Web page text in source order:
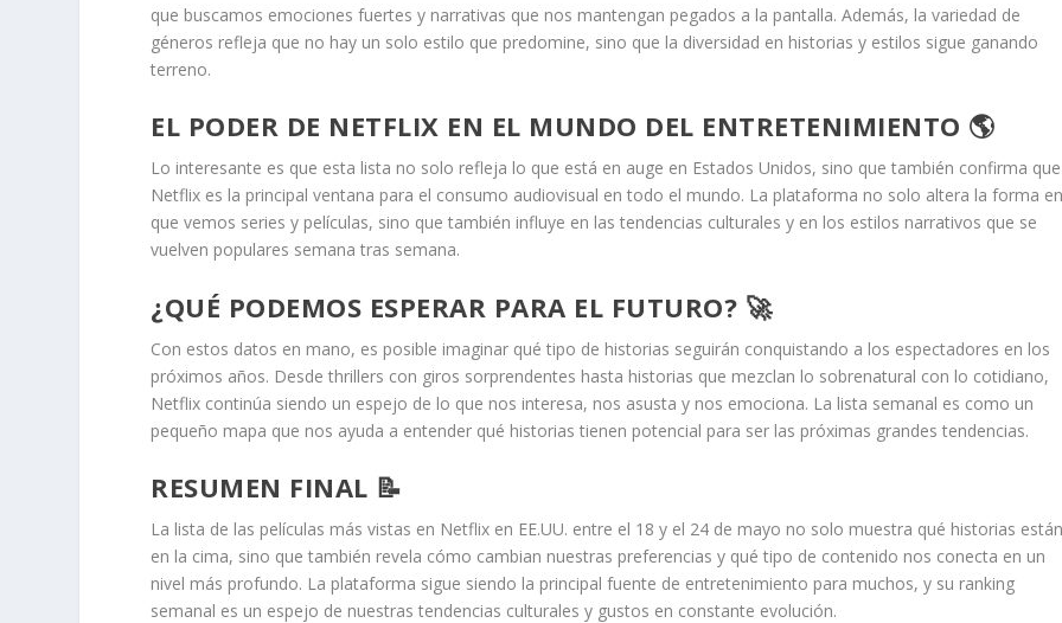
que buscamos emociones fuertes y narrativas que nos mantengan pegados a la pantalla. Además, la variedad de
géneros refleja que no hay un solo estilo que predomine, sino que la diversidad en historias y estilos sigue ganando
terreno.
EL PODER DE NETFLIX EN EL MUNDO DEL ENTRETENIMIENTO 🌎
Lo interesante es que esta lista no solo refleja lo que está en auge en Estados Unidos, sino que también confirma que
Netflix es la principal ventana para el consumo audiovisual en todo el mundo. La plataforma no solo altera la forma
que vemos series y películas, sino que también influye en las tendencias culturales y en los estilos narrativos que se
vuelven populares semana tras semana.
¿QUÉ PODEMOS ESPERAR PARA EL FUTURO? 🚀
Con estos datos en mano, es posible imaginar qué tipo de historias seguirán conquistando a los espectadores en los
próximos años. Desde thrillers con giros sorprendentes hasta historias que mezclan lo sobrenatural con lo cotidiano,
Netflix continúa siendo un espejo de lo que nos interesa, nos asusta y nos emociona. La lista semanal es como un
pequeño mapa que nos ayuda a entender qué historias tienen potencial para ser las próximas grandes tendencias.
RESUMEN FINAL 📝
La lista de las películas más vistas en Netflix en EE.UU. entre el 18 y el 24 de mayo no solo muestra qué historias
en la cima, sino que también revela cómo cambian nuestras preferencias y qué tipo de contenido nos conecta en un
nivel más profundo. La plataforma sigue siendo la principal fuente de entretenimiento para muchos, y su ranking
semanal es un espejo de nuestras tendencias culturales y gustos en constante evolución.